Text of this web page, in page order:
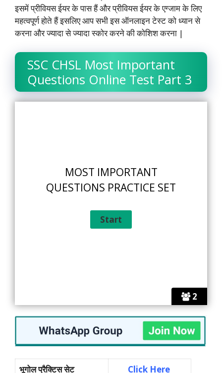
इसमें प्रीवियस ईयर के पास हैं और प्रीवियस ईयर के एग्जाम के लिए
महत्वपूर्ण होते हैं इसलिए आप सभी इस ऑनलाइन टेस्ट को ध्यान से
करना और ज्यादा से ज्यादा स्कोर करने की कोशिश करना |
SSC CHSL Most Important
Questions Online Test Part 3
2
MOST IMPORTANT
QUESTIONS PRACTICE SET
भूगोल प्रैक्टिस सेट Click Here